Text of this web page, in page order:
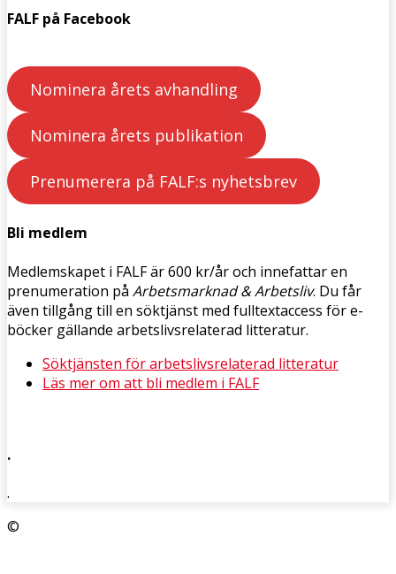
FALF på Facebook
Nominera årets avhandling
Nominera årets publikation
Prenumerera på FALF:s nyhetsbrev
Bli medlem
Medlemskapet i FALF är 600 kr/år och innefattar en
prenumeration på Arbetsmarknad & Arbetsliv. Du får
även tillgång till en söktjänst med fulltextaccess för e-
böcker gällande arbetslivsrelaterad litteratur.
Söktjänsten för arbetslivsrelaterad litteratur
Läs mer om att bli medlem i FALF
.
.
©